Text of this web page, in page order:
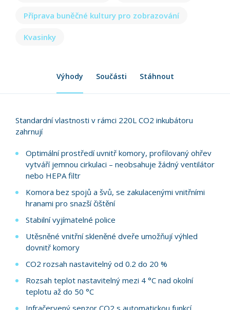
Příprava buněčné kultury pro zobrazování
Kvasinky
Výhody Součásti Stáhnout
Standardní vlastnosti v rámci 220L CO2 inkubátoru
zahrnují
Optimální prostředí uvnitř komory, profilovaný ohřev
vytváří jemnou cirkulaci – neobsahuje žádný ventilátor
nebo HEPA filtr
Komora bez spojů a švů, se zakulacenými vnitřními
hranami pro snazší čištění
Stabilní vyjímatelné police
Utěsněné vnitřní skleněné dveře umožňují výhled
dovnitř komory
CO2 rozsah nastavitelný od 0.2 do 20 %
Rozsah teplot nastavitelný mezi 4 °C nad okolní
teplotu až do 50 °C